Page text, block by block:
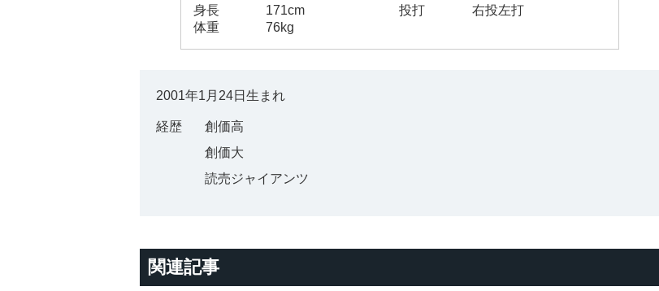
身長
171cm 投打
右投左打
体重
76kg
2001年1月24日生まれ
経歴
創価高
創価大
読売ジャイアンツ
関連記事